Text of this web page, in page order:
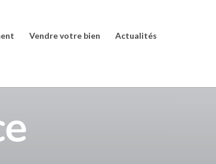
Vendre votre bien Actualités